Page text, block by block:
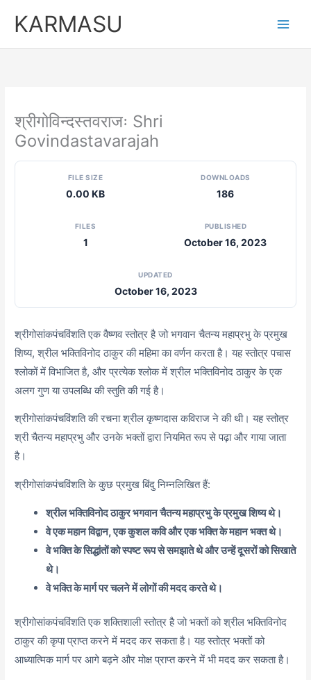
KARMASU
श्रीगोविन्दस्तवराजः Shri
Govindastavarajah
FILE SIZE
0.00 KB
DOWNLOADS
186
FILES
1
PUBLISHED
October 16, 2023
UPDATED
October 16, 2023
श्रीगोसांकपंचविंशति एक वैष्णव स्तोत्र है जो भगवान चैतन्य महाप्रभु के प्रमुख
शिष्य, श्रील भक्तिविनोद ठाकुर की महिमा का वर्णन करता है। यह स्तोत्र पचास
श्लोकों में विभाजित है, और प्रत्येक श्लोक में श्रील भक्तिविनोद ठाकुर के एक
अलग गुण या उपलब्धि की स्तुति की गई है।
श्रीगोसांकपंचविंशति की रचना श्रील कृष्णदास कविराज ने की थी। यह स्तोत्र
श्री चैतन्य महाप्रभु और उनके भक्तों द्वारा नियमित रूप से पढ़ा और गाया जाता
है।
श्रीगोसांकपंचविंशति के कुछ प्रमुख बिंदु निम्नलिखित हैं:
श्रील भक्तिविनोद ठाकुर भगवान चैतन्य महाप्रभु के प्रमुख शिष्य थे।
वे एक महान विद्वान, एक कुशल कवि और एक भक्ति के महान भक्त थे।
वे भक्ति के सिद्धांतों को स्पष्ट रूप से समझाते थे और उन्हें दूसरों को सिखाते
थे।
वे भक्ति के मार्ग पर चलने में लोगों की मदद करते थे।
श्रीगोसांकपंचविंशति एक शक्तिशाली स्तोत्र है जो भक्तों को श्रील भक्तिविनोद
ठाकुर की कृपा प्राप्त करने में मदद कर सकता है। यह स्तोत्र भक्तों को
आध्यात्मिक मार्ग पर आगे बढ़ने और मोक्ष प्राप्त करने में भी मदद कर सकता है।